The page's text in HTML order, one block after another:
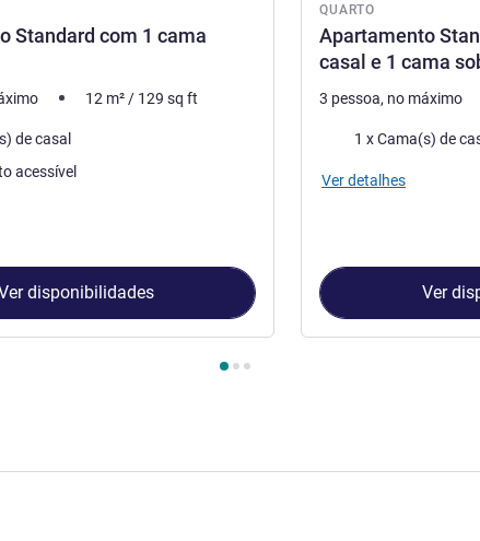
Standard com 1 cama
12 m² / 129 sq ft
de casal
acessível
disponibilidades
QUARTO
Apartamento
casal e 1 cama
3 pessoa, no máximo
Roupa de cama
1 x Cama(s) de
Ver detalhes
Ver